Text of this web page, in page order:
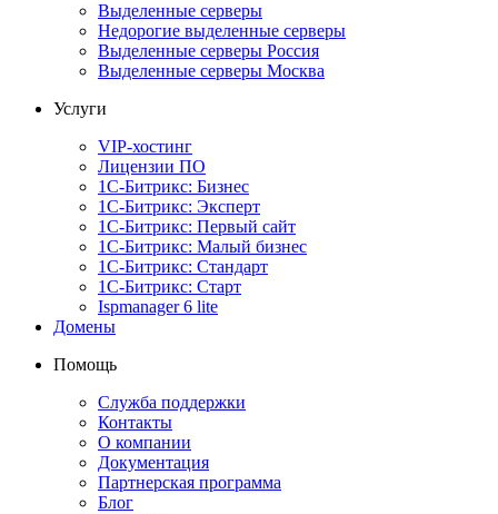
Выделенные серверы
Недорогие выделенные серверы
Выделенные серверы Россия
Выделенные серверы Москва
Услуги
VIP-хостинг
Лицензии ПО
1С-Битрикс: Бизнес
1С-Битрикс: Эксперт
1С-Битрикс: Первый сайт
1С-Битрикс: Малый бизнес
1С-Битрикс: Стандарт
1С-Битрикс: Старт
Ispmanager 6 lite
Домены
Помощь
Служба поддержки
Контакты
О компании
Документация
Партнерская программа
Блог